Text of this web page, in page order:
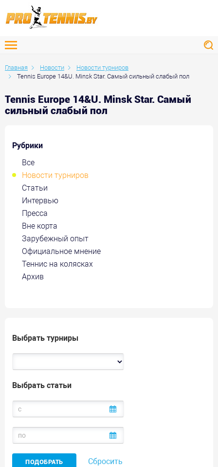
Главная Новости
Новости турниров
Tennis Europe 14&U. Minsk Star. Самый сильный слабый пол
Tennis Europe 14&U. Minsk Star. Самый
сильный слабый пол
Рубрики
Все
Новости турниров
Статьи
Интервью
Пресса
Вне корта
Зарубежный опыт
Официальное мнение
Теннис на колясках
Архив
Выбрать турниры
Выбрать статьи
Сбросить